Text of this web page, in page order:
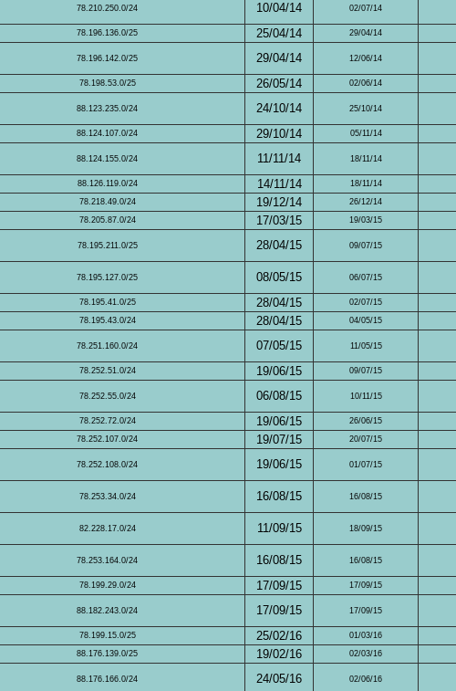
78.210.250.0/24 10/04/14 02/07/14
78.196.136.0/25 25/04/14 29/04/14
78.196.142.0/25 29/04/14 12/06/14
78.198.53.0/25 26/05/14 02/06/14
88.123.235.0/24 24/10/14 25/10/14
88.124.107.0/24 29/10/14 05/11/14
88.124.155.0/24 11/11/14 18/11/14
88.126.119.0/24 14/11/14 18/11/14
78.218.49.0/24 19/12/14 26/12/14
78.205.87.0/24 17/03/15 19/03/15
78.195.211.0/25 28/04/15 09/07/15
78.195.127.0/25 08/05/15 06/07/15
78.195.41.0/25 28/04/15 02/07/15
78.195.43.0/24 28/04/15 04/05/15
78.251.160.0/24 07/05/15 11/05/15
78.252.51.0/24 19/06/15 09/07/15
78.252.55.0/24 06/08/15 10/11/15
78.252.72.0/24 19/06/15 26/06/15
78.252.107.0/24 19/07/15 20/07/15
78.252.108.0/24 19/06/15 01/07/15
78.253.34.0/24 16/08/15 16/08/15
82.228.17.0/24 11/09/15 18/09/15
78.253.164.0/24 16/08/15 16/08/15
78.199.29.0/24 17/09/15 17/09/15
88.182.243.0/24 17/09/15 17/09/15
78.199.15.0/25 25/02/16 01/03/16
88.176.139.0/25 19/02/16 02/03/16
88.176.166.0/24 24/05/16 02/06/16